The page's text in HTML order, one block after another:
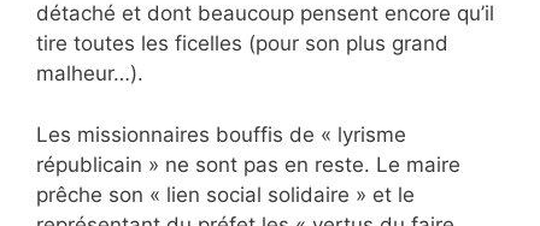
détaché et dont beaucoup pensent encore qu’il
tire toutes les ficelles (pour son plus grand
malheur…).
Les missionnaires bouffis de « lyrisme
républicain » ne sont pas en reste. Le maire
prêche son « lien social solidaire » et le